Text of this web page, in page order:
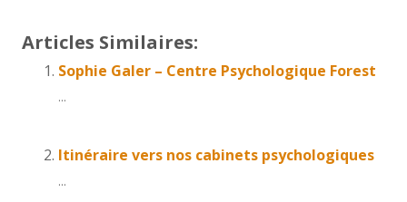
Articles Similaires:
Sophie Galer – Centre Psychologique Forest
...
Itinéraire vers nos cabinets psychologiques
...